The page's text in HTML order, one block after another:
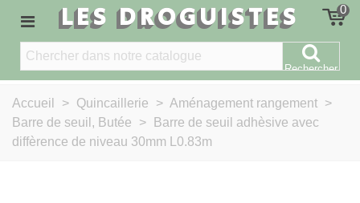
LES DROGUISTES 0
Rechercher
Accueil > Quincaillerie > Aménagement rangement >
Barre de seuil, Butée
>
Barre de seuil adhèsive avec
diffèrence de niveau 30mm L0.83m